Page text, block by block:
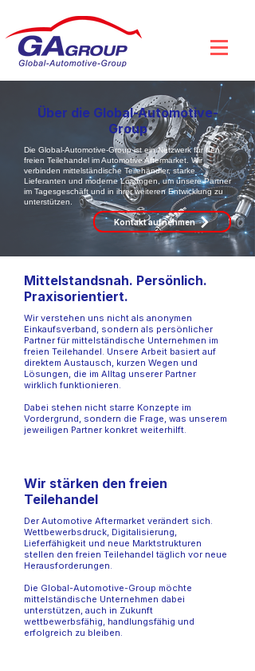
Über die Global-Automotive-
Group
Die Global-Automotive-Group ist ein Netzwerk für den
freien Teilehandel im Automotive Aftermarket. Wir
verbinden mittelständische Teilehändler, starke
Lieferanten und moderne Lösungen, um unsere Partner
im Tagesgeschäft und in ihrer weiteren Entwicklung zu
unterstützen.
Kontakt aufnehmen
Mittelstandsnah. Persönlich.
Praxisorientiert.
Wir verstehen uns nicht als anonymen
Einkaufsverband, sondern als persönlicher
Partner für mittelständische Unternehmen im
freien Teilehandel. Unsere Arbeit basiert auf
direktem Austausch, kurzen Wegen und
Lösungen, die im Alltag unserer Partner
wirklich funktionieren.
Dabei stehen nicht starre Konzepte im
Vordergrund, sondern die Frage, was unserem
jeweiligen Partner konkret weiterhilft.
Wir stärken den freien
Teilehandel
Der Automotive Aftermarket verändert sich.
Wettbewerbsdruck, Digitalisierung,
Lieferfähigkeit und neue Marktstrukturen
stellen den freien Teilehandel täglich vor neue
Herausforderungen.
Die Global-Automotive-Group möchte
mittelständische Unternehmen dabei
unterstützen, auch in Zukunft
wettbewerbsfähig, handlungsfähig und
erfolgreich zu bleiben.